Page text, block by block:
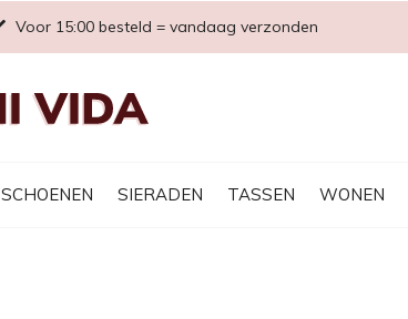
SCHOENEN SIERADEN TASSEN WONEN
Voor 15:00 besteld = vandaag verzonden